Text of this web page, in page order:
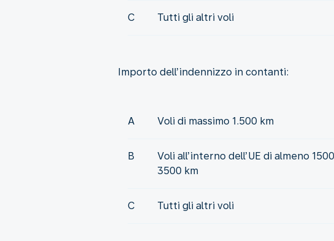
C Tutti gli altri voli
Importo dell’indennizzo in contanti:
A Voli di massimo 1.500 km
B
Voli all’interno dell’UE di almeno
3500 km
C Tutti gli altri voli